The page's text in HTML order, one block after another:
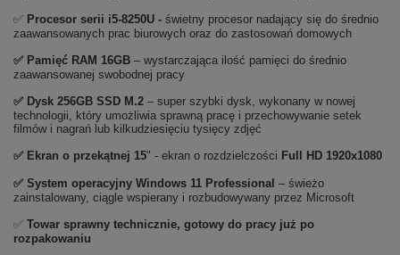
✅ Procesor serii i5-8250U - świetny procesor nadający się do średnio
zaawansowanych prac biurowych oraz do zastosowań domowych
✅ Pamięć RAM 16GB – wystarczająca ilość pamięci do średnio
zaawansowanej swobodnej pracy
✅ Dysk 256GB SSD M.2 – super szybki dysk, wykonany w nowej
technologii, który umożliwia sprawną pracę i przechowywanie setek
filmów i nagrań lub kilkudziesięciu tysięcy zdjęć
✅ Ekran o przekątnej 15" - ekran o rozdzielczości Full HD 1920x1080
✅ System operacyjny Windows 11 Professional – świeżo
zainstalowany, ciągle wspierany i rozbudowywany przez Microsoft
✅ Towar sprawny technicznie, gotowy do pracy już po
rozpakowaniu